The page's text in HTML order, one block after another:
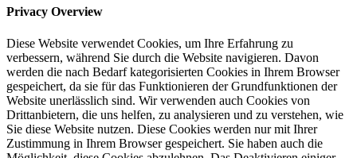
Privacy Overview
Diese Website verwendet Cookies, um Ihre Erfahrung zu
verbessern, während Sie durch die Website navigieren. Davon
werden die nach Bedarf kategorisierten Cookies in Ihrem Browser
gespeichert, da sie für das Funktionieren der Grundfunktionen der
Website unerlässlich sind. Wir verwenden auch Cookies von
Drittanbietern, die uns helfen, zu analysieren und zu verstehen, wie
Sie diese Website nutzen. Diese Cookies werden nur mit Ihrer
Zustimmung in Ihrem Browser gespeichert. Sie haben auch die